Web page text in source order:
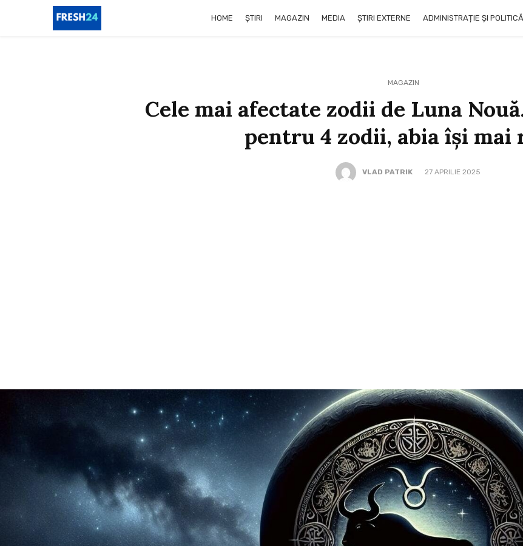
HOME ȘTIRI MAGAZIN MEDIA ȘTIRI EXTERNE ADMINISTRAȚIE ȘI POLITICĂ
MAGAZIN
Cele mai afectate zodii de Luna
pentru 4 zodii, abia își mai
VLAD PATRIK 27 APRILIE 2025